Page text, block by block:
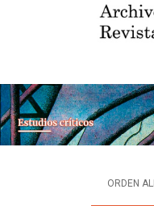
ESTUDIOS CRÍTICOS
INTEGRANTES
ORDEN